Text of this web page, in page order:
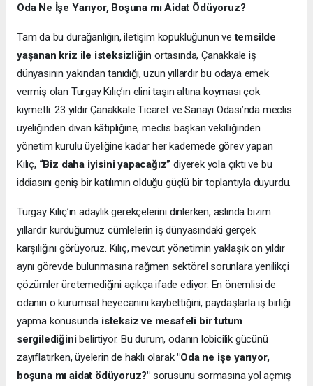
Oda Ne İşe Yarıyor, Boşuna mı Aidat Ödüyoruz?
Tam da bu durağanlığın, iletişim kopukluğunun vetemsilde
yaşanan kriz ile isteksizliğin ortasında, Çanakkale iş
dünyasının yakından tanıdığı, uzun yıllardır bu odaya emek
vermiş olan Turgay Kılıç’ın elini taşın altına koyması çok
kıymetli. 23 yıldır Çanakkale Ticaret ve Sanayi Odası’nda meclis
üyeliğinden divan kâtipliğine, meclis başkan vekilliğinden
yönetim kurulu üyeliğine kadar her kademede görev yapan
Kılıç, “Biz daha iyisini yapacağız”diyerek yola çıktı ve bu
iddiasını geniş bir katılımın olduğu güçlü bir toplantıyla duyurdu.
Turgay Kılıç’ın adaylık gerekçelerini dinlerken, aslında bizim
yıllardır kurduğumuz cümlelerin iş dünyasındaki gerçek
karşılığını görüyoruz. Kılıç, mevcut yönetimin yaklaşık on yıldır
aynı görevde bulunmasına rağmen sektörel sorunlara yenilikçi
çözümler üretemediğini açıkça ifade ediyor. En önemlisi de
odanın o kurumsal heyecanını kaybettiğini, paydaşlarla iş birliği
yapma konusunda isteksiz ve mesafeli bir tutum
sergilediğinibelirtiyor. Bu durum, odanın lobicilik gücünü
zayıflatırken, üyelerin de haklı olarak"Oda ne işe yarıyor,
boşuna mı aidat ödüyoruz?" sorusunu sormasına yol açmış